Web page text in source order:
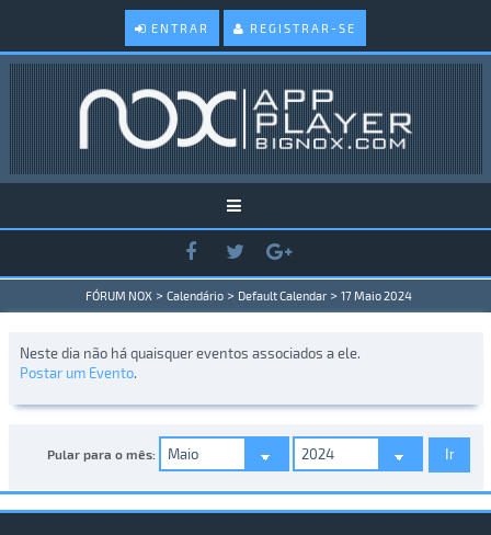
ENTRAR REGISTRAR-SE
FÓRUM NOX > Calendário > Default Calendar > 17 Maio 2024
Neste dia não há quaisquer eventos associados a ele.
Postar um Evento.
Pular para o mês: